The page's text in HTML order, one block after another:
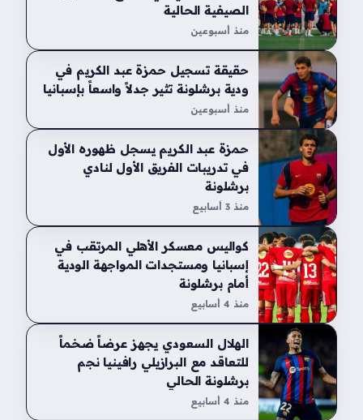
الصيفية الحالية
منذ أسبوعين
حقيقة تسجيل حمزة عبد الكريم في
ودية برشلونة تثير جدلاً واسعاً بإسبانيا
منذ أسبوعين
حمزة عبد الكريم يسجل ظهوره الأول
في تدريبات الفريق الأول لنادي
برشلونة
منذ 3 أسابيع
كواليس معسكر الأهلي المرتقب في
إسبانيا ومستجدات المواجهة الودية
أمام برشلونة
منذ 4 أسابيع
الهلال السعودي يجهز عرضاً ضخماً
للتعاقد مع البرازيلي رافينيا نجم
برشلونة الحالي
منذ 4 أسابيع